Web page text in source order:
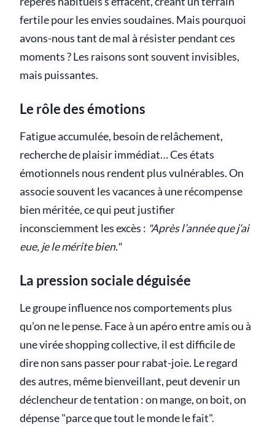
fertile pour les envies soudaines. Mais pourquoi
avons-nous tant de mal à résister pendant ces
moments ? Les raisons sont souvent invisibles,
mais puissantes.
Le rôle des émotions
Fatigue accumulée, besoin de relâchement,
recherche de plaisir immédiat… Ces états
émotionnels nous rendent plus vulnérables. On
associe souvent les vacances à une récompense
bien méritée, ce qui peut justifier
inconsciemment les excès : "Après l’année que j’ai
eue, je le mérite bien."
La pression sociale déguisée
Le groupe influence nos comportements plus
qu’on ne le pense. Face à un apéro entre amis ou à
une virée shopping collective, il est difficile de
dire non sans passer pour rabat-joie. Le regard
des autres, même bienveillant, peut devenir un
déclencheur de tentation : on mange, on boit, on
dépense "parce que tout le monde le fait".